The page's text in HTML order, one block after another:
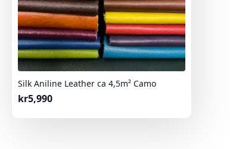
Silk Aniline Leather ca 4,5m² Camo
kr5,990